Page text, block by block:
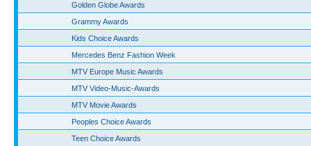
Golden Globe Awards
Grammy Awards
Kids Choice Awards
Mercedes Benz Fashion Week
MTV Europe Music Awards
MTV Video-Music-Awards
MTV Movie Awards
Peoples Choice Awards
Teen Choice Awards